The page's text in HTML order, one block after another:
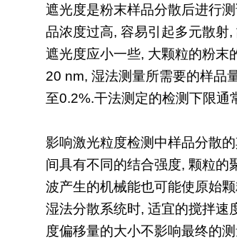
遮光度是粉末样品分散后进行
品浓度过高, 容易引起多元散射
遮光度应小一些, 大颗粒的粉末
20 nm, 湿法测量所需要的样品
至0.2%.干法测定的检测下限通
影响激光粒度检测中样品分散
间具有不同的结合强度, 颗粒的
波产生的机械能也可能使原始
湿法分散系统时, 适宜的搅拌速
度偏移量的大小不影响最终的